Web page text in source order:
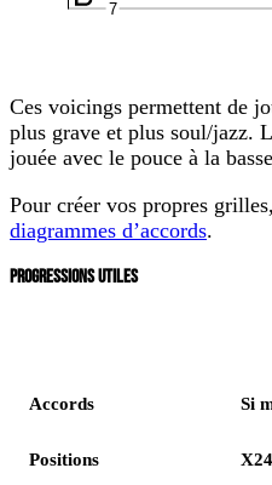
7
Ces voicings permettent de
plus grave et plus soul/jazz.
jouée avec le pouce à la
Pour créer vos propres
diagrammes d’accords.
PROGRESSIONS UTILES
Accords Si
Positions